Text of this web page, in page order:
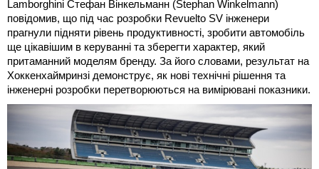
Lamborghini Стефан Вінкельманн (Stephan Winkelmann)
повідомив, що під час розробки Revuelto SV інженери
прагнули підняти рівень продуктивності, зробити автомобіль
ще цікавішим в керуванні та зберегти характер, який
притаманний моделям бренду. За його словами, результат на
Хоккенхаймринзі демонструє, як нові технічні рішення та
інженерні розробки перетворюються на вимірювані показники.